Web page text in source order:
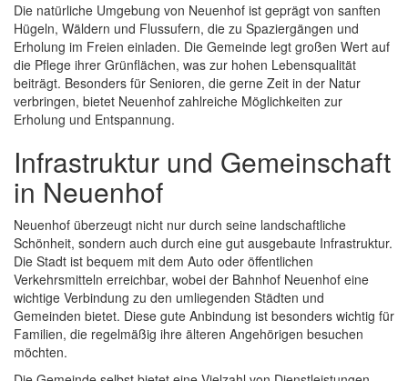
Die natürliche Umgebung von Neuenhof ist geprägt von sanften
Hügeln, Wäldern und Flussufern, die zu Spaziergängen und
Erholung im Freien einladen. Die Gemeinde legt großen Wert auf
die Pflege ihrer Grünflächen, was zur hohen Lebensqualität
beiträgt. Besonders für Senioren, die gerne Zeit in der Natur
verbringen, bietet Neuenhof zahlreiche Möglichkeiten zur
Erholung und Entspannung.
Infrastruktur und Gemeinschaft
in Neuenhof
Neuenhof überzeugt nicht nur durch seine landschaftliche
Schönheit, sondern auch durch eine gut ausgebaute Infrastruktur.
Die Stadt ist bequem mit dem Auto oder öffentlichen
Verkehrsmitteln erreichbar, wobei der Bahnhof Neuenhof eine
wichtige Verbindung zu den umliegenden Städten und
Gemeinden bietet. Diese gute Anbindung ist besonders wichtig für
Familien, die regelmäßig ihre älteren Angehörigen besuchen
möchten.